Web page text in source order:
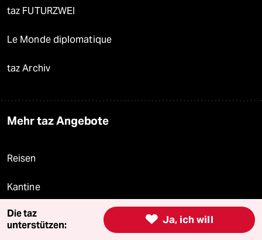
taz FUTURZWEI
Le Monde diplomatique
taz Archiv
Mehr taz Angebote
Reisen
Kantine
Shop  Ja, ich will
Die taz
unterstützen: